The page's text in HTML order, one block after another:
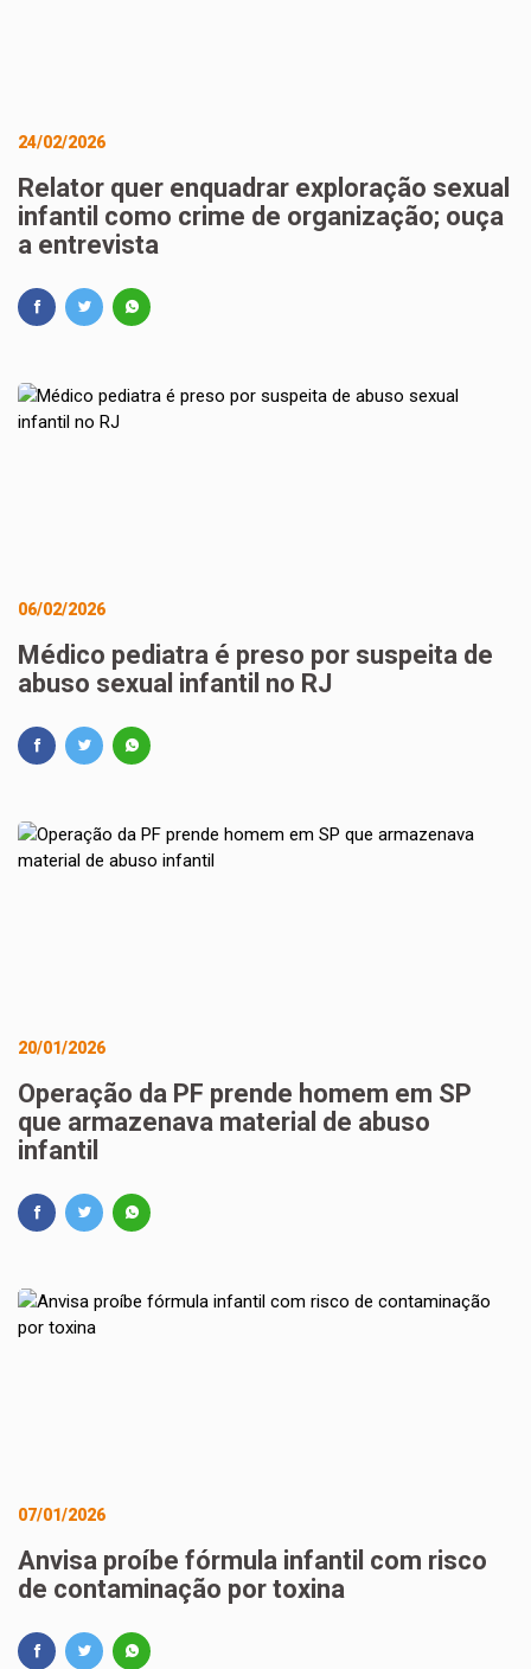
24/02/2026
Relator quer enquadrar exploração sexual
infantil como crime de organização; ouça
a entrevista
06/02/2026
Médico pediatra é preso por suspeita de
abuso sexual infantil no RJ
20/01/2026
Operação da PF prende homem em SP
que armazenava material de abuso
infantil
07/01/2026
Anvisa proíbe fórmula infantil com risco
de contaminação por toxina